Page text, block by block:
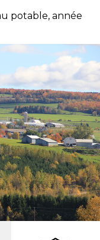
potable, année